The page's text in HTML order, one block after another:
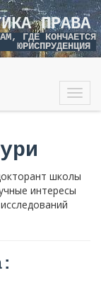
ПРАВА
ГДЕ КОНЧАЕТСЯ
ЮРИСПРУДЕНЦИЯ
школы
интересы